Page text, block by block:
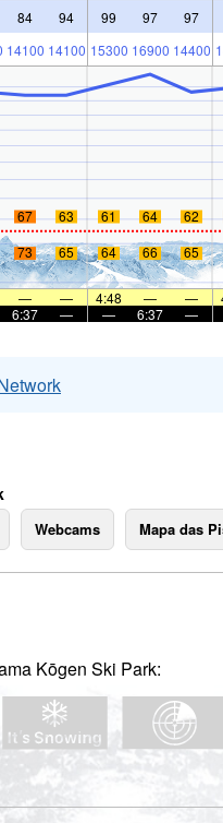
84 94 99 97 97
14100 14100 15300 16900 14400
67 63 61 64 62
73 65 64 66 65
— — 4:48 — —
6:37 — — 6:37 —
Webcams Mapa das
Kōgen Ski Park: